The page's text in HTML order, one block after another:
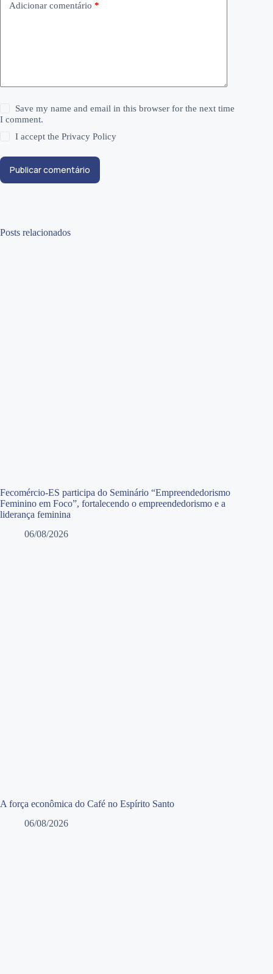
Adicionar comentário *
Save my name and email in this browser for the next time
I comment.
I accept thePrivacy Policy
Publicar comentário
Posts relacionados
Fecomércio-ES participa do Seminário “Empreendedorismo
Feminino em Foco”, fortalecendo o empreendedorismo e a
liderança feminina
06/08/2026
A força econômica do Café no Espírito Santo
06/08/2026